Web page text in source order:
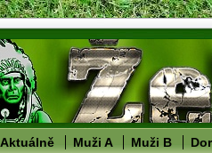
Aktuálně Muži A Muži B